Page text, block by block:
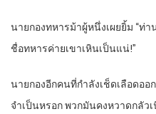
นายกองทหารม้าผู้หนึ่งเผยยิ้ม “ท่
ชื่อทหารค่ายเขาเหินเป็นแน่!”
นายกองอีกคนที่กำลังเช็ดเลือดอ
จำเป็นหรอก พวกมันคงหวาดกลัว